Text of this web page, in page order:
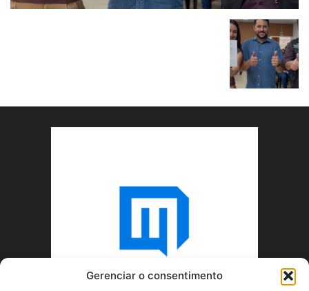
Gerenciar o consentimento